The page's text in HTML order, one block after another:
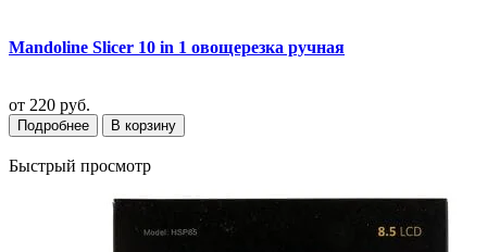
Mandoline Slicer 10 in 1 овощерезка ручная
от 220 руб.
Подробнее В корзину
Быстрый просмотр